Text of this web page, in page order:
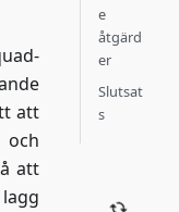
att
och
att
e
åtgärd
er
Slutsat
s